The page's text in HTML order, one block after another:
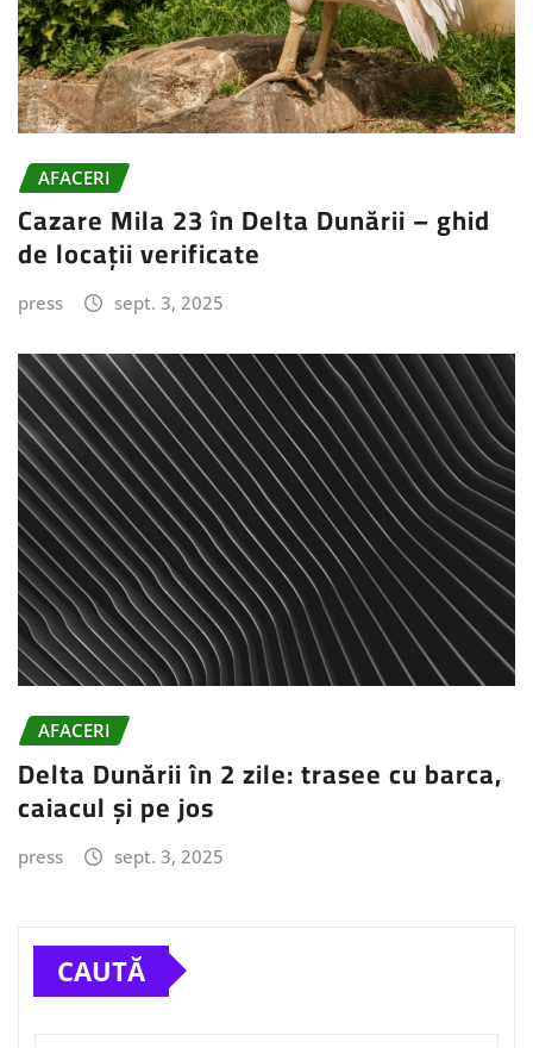
AFACERI
Cazare Mila 23 în Delta Dunării – ghid
de locații verificate
press sept. 3, 2025
AFACERI
Delta Dunării în 2 zile: trasee cu barca,
caiacul și pe jos
press sept. 3, 2025
CAUTĂ